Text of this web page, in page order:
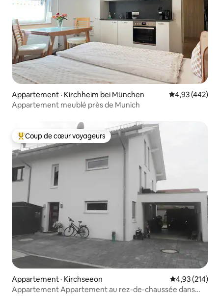
Appartement · Kirchheim bei München Note
4,93 (442)
Appartement meublé près de Munich
Coup de cœur voyageurs parmi les plus aimés
Coup de cœur voyageurs
Appartement · Kirchseeon Note
4,93 (214)
Appartement Appartement au rez-de-chaussée dans